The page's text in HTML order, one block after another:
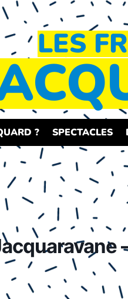
LES
? SPECTACLES